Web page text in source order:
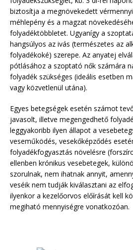
biztosítja a megnövekedett
méhlepény és a magzat
folyadéktöbbletet. Ugyanígy a
hangsúlyos az ivás (természetes az
folyadékoké) szerepe. Az anyatej
pótlásához a szoptató nők számára
folyadék szükséges (ideális esetben
vagy közvetlenül utána).
Egyes betegségek esetén számot
javasolt, illetve megengedhető
leggyakoribb ilyen állapot a
veseműködés, vesekőképződés
folyadékfogyasztás növelésre
ellenben krónikus vesebetegek,
szorulnak, nem ihatnak annyit,
veséik nem tudják kiválasztani az
ilyenkor a kezelőorvos előírását kell
megiható mennyiségre vonatkozóan.